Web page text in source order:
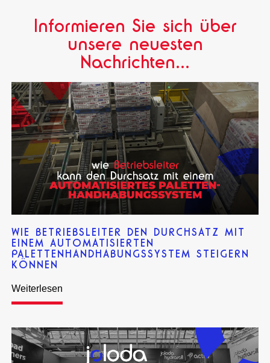
Informieren Sie sich über
unsere neuesten
Nachrichten...
WIE BETRIEBSLEITER DEN DURCHSATZ MIT
EINEM AUTOMATISIERTEN
PALETTENHANDHABUNGSSYSTEM STEIGERN
KÖNNEN
Weiterlesen